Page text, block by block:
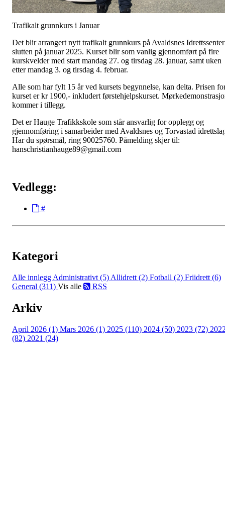
Trafikalt grunnkurs i Januar
Det blir arrangert nytt trafikalt grunnkurs på Avaldsnes
slutten på januar 2025. Kurset blir som vanlig gjennomført på fire
kurskvelder med start mandag 27. og tirsdag 28. januar, samt uken
etter mandag 3. og tirsdag 4. februar.
Alle som har fylt 15 år ved kursets begynnelse, kan delta. Prisen
kurset er kr 1900,- inkludert førstehjelpskurset.
kommer i tillegg.
Det er Hauge Trafikkskole som står ansvarlig for opplegg og
gjennomføring i samarbeider med Avaldsnes og Torvastad
Har du spørsmål, ring 90025760. Påmelding skjer til:
hanschristianhauge89@gmail.com
Vedlegg:
#
Kategori
Alle innlegg Administrativt (5) Allidrett (2) Fotball (2) Friidrett (6)
General (311) Vis alle RSS
Arkiv
April 2026 (1) Mars 2026 (1) 2025 (110) 2024 (50) 2023 (72)
(82) 2021 (24)